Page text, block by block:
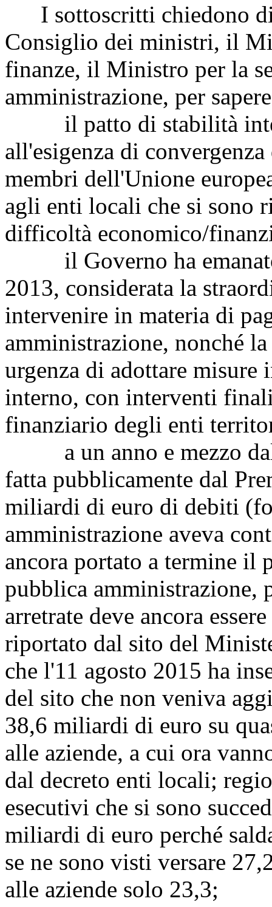
I sottoscritti chiedono
Consiglio dei ministri, il
finanze, il Ministro per la
amministrazione, per
il patto di stabilità
all'esigenza di
membri dell'Unione
agli enti locali che si sono
difficoltà economico/
il Governo ha
2013, considerata la
intervenire in materia di
amministrazione, nonché
urgenza di adottare
interno, con interventi
finanziario degli enti
a un anno e mezzo
fatta pubblicamente dal
miliardi di euro di debiti
amministrazione aveva
ancora portato a termine il
pubblica amministrazione,
arretrate deve ancora
riportato dal sito del
che l'11 agosto 2015 ha
del sito che non veniva
38,6 miliardi di euro su
alle aziende, a cui ora
dal decreto enti locali;
esecutivi che si sono
miliardi di euro perché
se ne sono visti versare
alle aziende solo 23,3;